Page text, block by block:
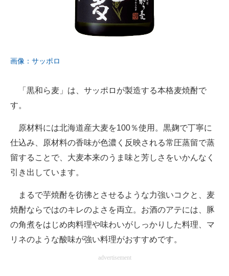
画像：サッポロ
「黒和ら麦」は、サッポロが製造する本格麦焼酎で
す。
原材料には北海道産大麦を100％使用。黒麹で丁寧に
仕込み、原材料の香味が色濃く反映される常圧蒸留で蒸
留することで、大麦本来のうま味と芳しさをいかんなく
引き出しています。
まるで芋焼酎を彷彿とさせるような力強いコクと、麦
焼酎ならではのキレのよさを両立。お酒のアテには、豚
の角煮をはじめ肉料理や味わいがしっかりした料理、マ
リネのような酸味が強い料理がおすすめです。
advertisement